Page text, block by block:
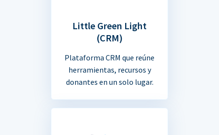
Little Green Light
(CRM)
Plataforma CRM que reúne
herramientas, recursos y
donantes en un solo lugar.